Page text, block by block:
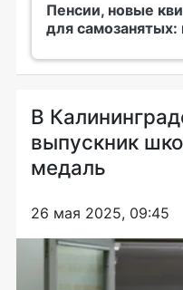
Пенсии, новые
для самозанятых:
В
выпускник
медаль
26 мая 2025, 09:45